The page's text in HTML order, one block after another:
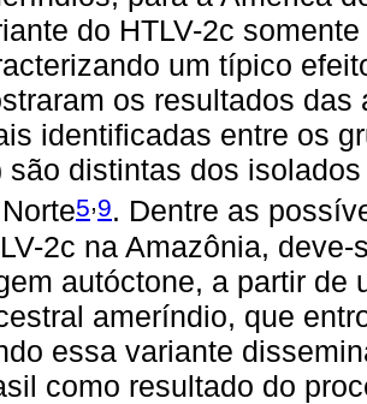
do HTLV-2c
um típico
os resultados
identificadas entre os
são distintas dos
5,9. Dentre as
2c na Amazônia,
autóctone, a partir de
ameríndio, que
essa variante
como resultado do